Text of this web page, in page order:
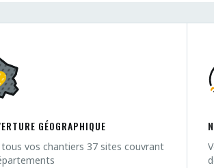
GÉOGRAPHIQUE
vos chantiers 37 sites couvrant